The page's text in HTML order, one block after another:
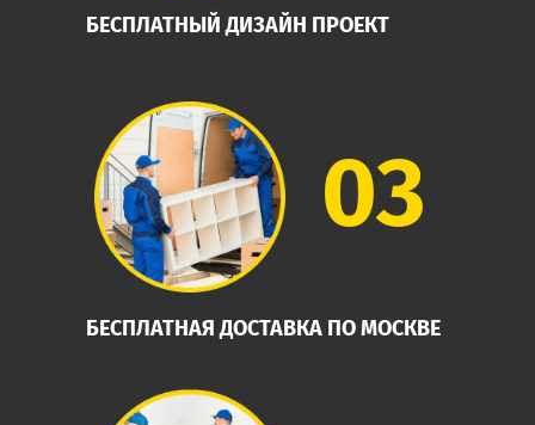
БЕСПЛАТНЫЙ ДИЗАЙН ПРОЕКТ
БЕСПЛАТНАЯ ДОСТАВКА ПО МОСКВЕ
03